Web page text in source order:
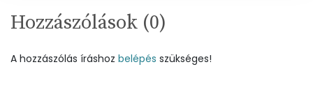
Foszfor
Hozzászólások (0)
A hozzászólás íráshoz belépés szükséges!